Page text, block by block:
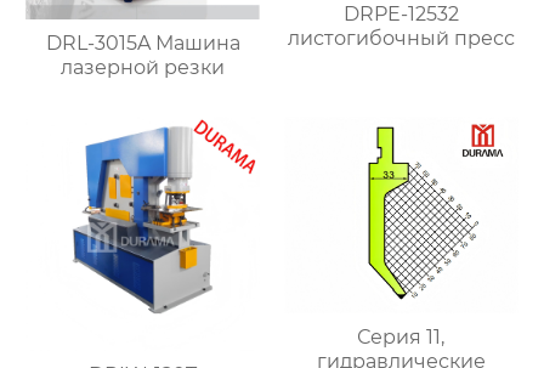
DRL-3015A Машина
лазерной резки
DRPE-12532
листогибочный пресс
Серия 11,
гидравлические